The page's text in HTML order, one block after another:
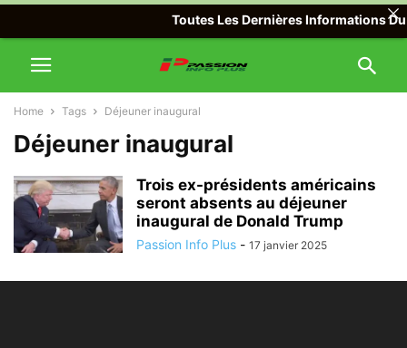
Home Tags Déjeuner inaugural
Déjeuner inaugural
Trois ex-présidents américains
seront absents au déjeuner
inaugural de Donald Trump
Passion Info Plus - 17 janvier 2025
Toutes Les Dernières Informations